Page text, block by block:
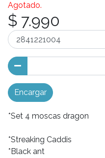
Agotado.
$ 7.990
Encargar
*Set 4 moscas dragon
*Streaking Caddis
*Black ant